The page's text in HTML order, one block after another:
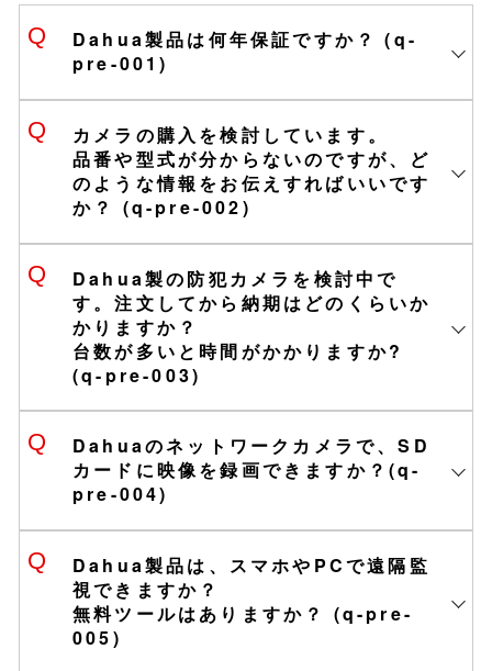
Dahua製品は何年保証ですか？ (q-
pre-001)
カメラの購入を検討しています。
品番や型式が分からないのですが、ど
のような情報をお伝えすればいいです
か？ (q-pre-002)
Dahua製の防犯カメラを検討中で
す。注文してから納期はどのくらいか
かりますか？
台数が多いと時間がかかりますか?
(q-pre-003)
Dahuaのネットワークカメラで、SD
カードに映像を録画できますか？(q-
pre-004)
Dahua製品は、スマホやPCで遠隔監
視できますか？
無料ツールはありますか？ (q-pre-
005)